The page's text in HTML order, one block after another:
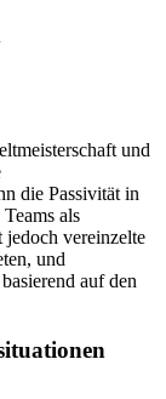
und
die Passivität in
als
jedoch vereinzelte
und
auf den